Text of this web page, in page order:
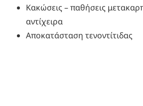
Κακώσεις – παθήσεις
αντίχειρα
Αποκατάσταση τενοντίτιδας